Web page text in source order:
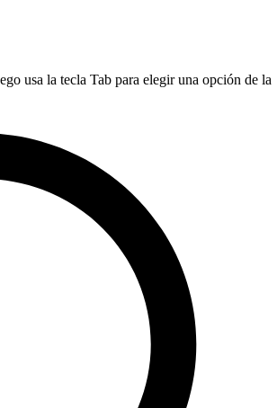
usa la tecla Tab para elegir una opción de la